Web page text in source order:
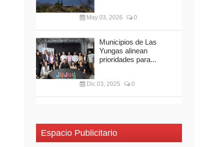
May 03, 2026 0
Municipios de Las
Yungas alinean
prioridades para...
Dic 03, 2025 0
Espacio Publicitario